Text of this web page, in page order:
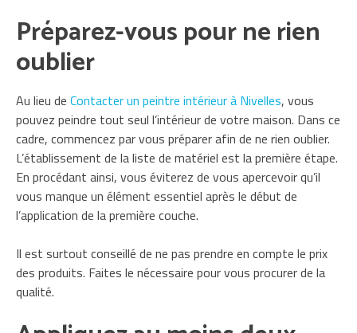
Préparez-vous pour ne rien
oublier
Au lieu de Contacter un peintre intérieur à Nivelles, vous
pouvez peindre tout seul l’intérieur de votre maison. Dans ce
cadre, commencez par vous préparer afin de ne rien oublier.
L’établissement de la liste de matériel est la première étape.
En procédant ainsi, vous éviterez de vous apercevoir qu’il
vous manque un élément essentiel après le début de
l’application de la première couche.
Il est surtout conseillé de ne pas prendre en compte le prix
des produits. Faites le nécessaire pour vous procurer de la
qualité.